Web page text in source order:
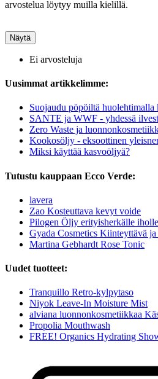
arvostelua löytyy muilla kielillä.
Näytä
Ei arvosteluja
Uusimmat artikkelimme:
Suojaudu pöpöiltä huolehtimalla
SANTE ja WWF - yhdessä
Zero Waste ja
Kookosöljy - eksoottinen
Miksi käyttää kasvoöljyä?
Tutustu kauppaan Ecco Verde:
lavera
Zao Kosteuttava kevyt voide
Pilogen Öljy erityisherkälle iholle
Gyada Cosmetics Kiinteyttävä
Martina Gebhardt Rose Tonic
Uudet tuotteet:
Tranquillo Retro-kylpytaso
Niyok Leave-In Moisture Mist
alviana luonnonkosmetiikkaa
Propolia Mouthwash
FREE! Organics Hydrating